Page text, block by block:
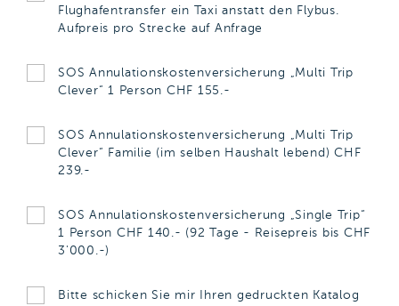
Flughafentransfer ein Taxi anstatt den Flybus.
Aufpreis pro Strecke auf Anfrage
SOS Annulationskostenversicherung „Multi Trip
Clever“ 1 Person CHF 155.-
SOS Annulationskostenversicherung „Multi Trip
Clever“ Familie (im selben Haushalt lebend) CHF
239.-
SOS Annulationskostenversicherung „Single Trip“
1 Person CHF 140.- (92 Tage - Reisepreis bis CHF
3'000.-)
Bitte schicken Sie mir Ihren gedruckten Katalog